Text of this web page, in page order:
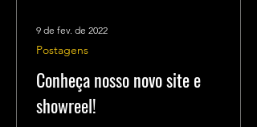
Conheça nosso novo site e
showreel!
Postagens
9 de fev. de 2022